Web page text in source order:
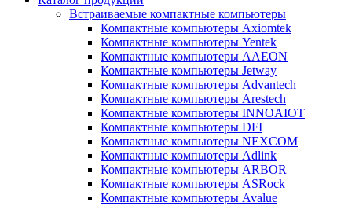
Встраиваемые компактные компьютеры
Компактные компьютеры Axiomtek
Компактные компьютеры Yentek
Компактные компьютеры AAEON
Компактные компьютеры Jetway
Компактные компьютеры Advantech
Компактные компьютеры Arestech
Компактные компьютеры INNOAIOT
Компактные компьютеры DFI
Компактные компьютеры NEXCOM
Компактные компьютеры Adlink
Компактные компьютеры ARBOR
Компактные компьютеры ASRock
Компактные компьютеры Avalue